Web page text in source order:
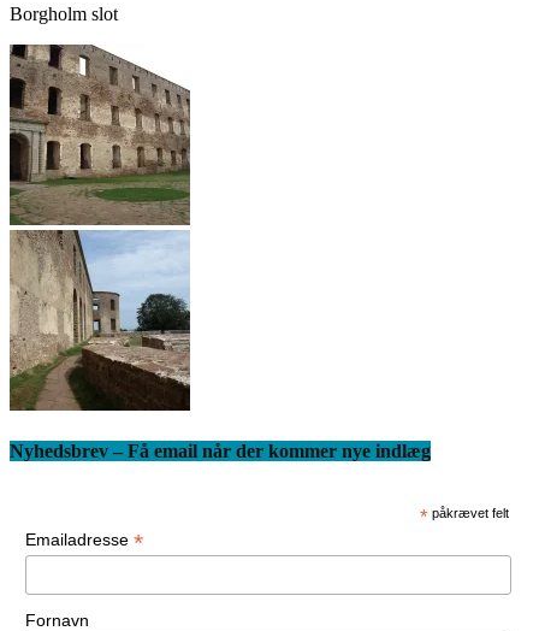
Borgholm slot
Nyhedsbrev – Få email når der kommer nye indlæg
* påkrævet felt
Emailadresse *
Fornavn